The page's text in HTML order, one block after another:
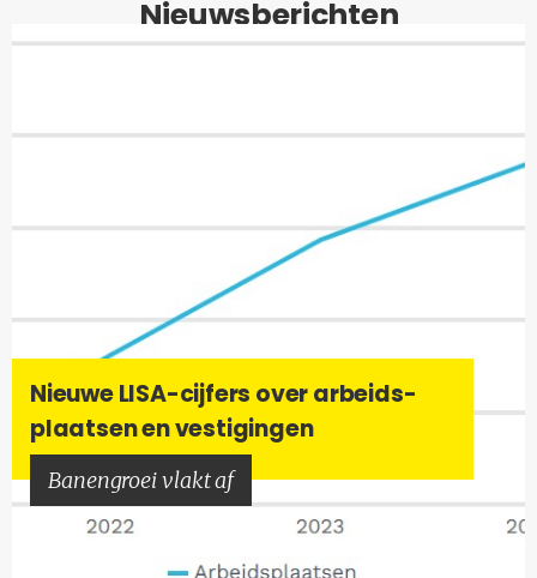
Nieuwsberichten
Nieu­we LISA-​cijfers over ar­beids­
plaat­sen en ves­ti­gin­gen
Ba­nen­groei vlakt af